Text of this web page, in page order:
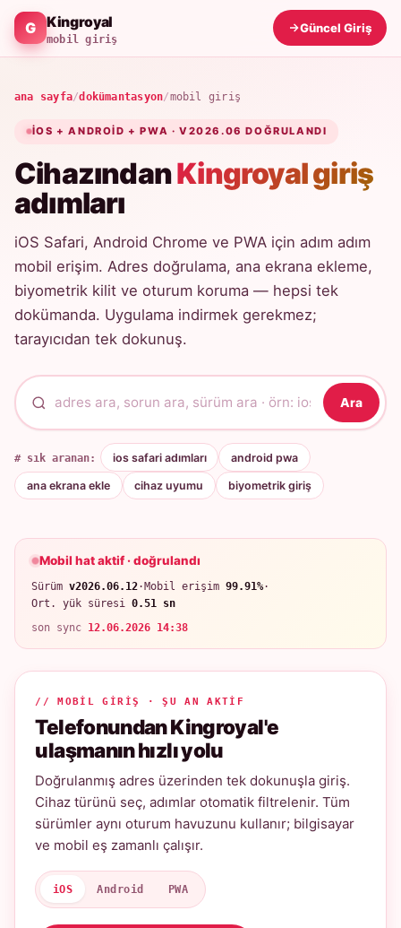
Kingroyal
mobil giriş
Güncel Giriş
ana sayfa/dokümantasyon/mobil giriş
IOS + ANDROID + PWA · V2026.06 DOĞRULANDI
CihazındanKingroyal giriş
adımları
iOS Safari, Android Chrome ve PWA için adım adım
mobil erişim. Adres doğrulama, ana ekrana ekleme,
biyometrik kilit ve oturum koruma — hepsi tek
dokümanda. Uygulama indirmek gerekmez;
tarayıcıdan tek dokunuş.
Ara
# sık aranan: ios safari adımları android pwa
ana ekrana ekle cihaz uyumu biyometrik giriş
Mobil hat aktif · doğrulandı
Sürüm v2026.06.12·Mobil erişim 99.91%·
Ort. yük süresi 0.51 sn
son sync 12.06.2026 14:38
// MOBIL GIRIŞ · ŞU AN AKTIF
Telefonundan Kingroyal'e
ulaşmanın hızlı yolu
Doğrulanmış adres üzerinden tek dokunuşla giriş.
Cihaz türünü seç, adımlar otomatik filtrelenir. Tüm
sürümler aynı oturum havuzunu kullanır; bilgisayar
ve mobil eş zamanlı çalışır.
iOS Android PWA